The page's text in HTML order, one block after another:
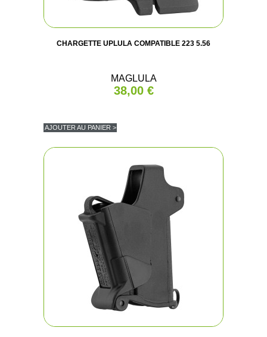
CHARGETTE UPLULA COMPATIBLE 223 5.56
MAGLULA
38,00 €
AJOUTER AU PANIER >